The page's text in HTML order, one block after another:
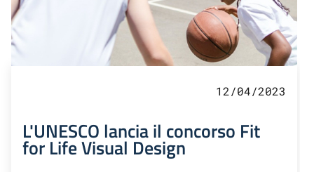
12/04/2023
L'UNESCO lancia il concorso Fit
for Life Visual Design